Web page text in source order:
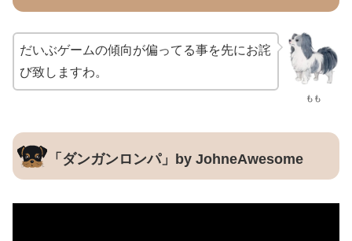
もも
だいぶゲームの傾向が偏ってる事を先にお詫
び致しますわ。
「ダンガンロンパ」by JohneAwesome